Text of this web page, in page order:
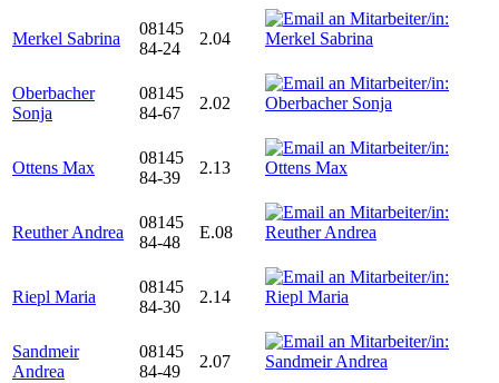
Merkel Sabrina
08145
84-24
2.04
Oberbacher
Sonja
08145
84-67
2.02
Ottens Max
08145
84-39
2.13
Reuther Andrea
08145
84-48
E.08
Riepl Maria
08145
84-30
2.14
Sandmeir
Andrea
08145
84-49
2.07